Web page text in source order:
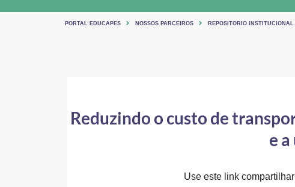
PORTAL EDUCAPES NOSSOS PARCEIROS REPOSITORIO
Reduzindo o custo de
e
Use este link